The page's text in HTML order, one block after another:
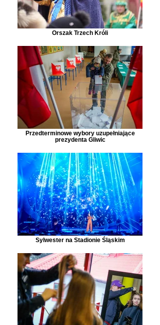
Orszak Trzech Króli
Przedterminowe wybory uzupełniające
prezydenta Gliwic
Sylwester na Stadionie Śląskim